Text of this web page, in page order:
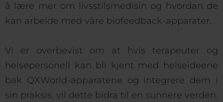
å lære mer om livsstilsmedisin og hvordan de
kan arbeide med våre biofeedback-apparater.
Vi er overbevist om at hvis terapeuter og
helsepersonell kan bli kjent med helseideene
bak QXWorld-apparatene og integrere dem i
sin praksis, vil dette bidra til en sunnere verden.